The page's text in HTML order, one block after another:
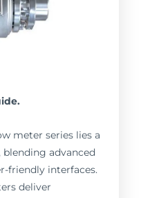
meter series lies a
advanced
friendly interfaces.
deliver